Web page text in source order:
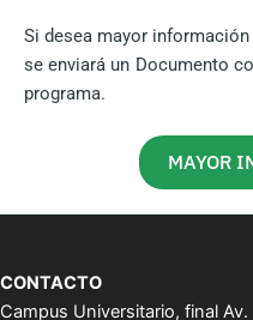
Si desea mayor
se enviará un Documento
programa.
MAYOR
CONTACTO
Campus Universitario, final